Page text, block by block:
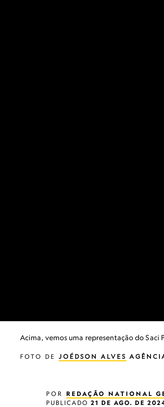
Acima, vemos uma representação do
FOTO DE JOÉDSON ALVES
POR REDAÇÃO NATIONAL
PUBLICADO 21 DE AGO. DE